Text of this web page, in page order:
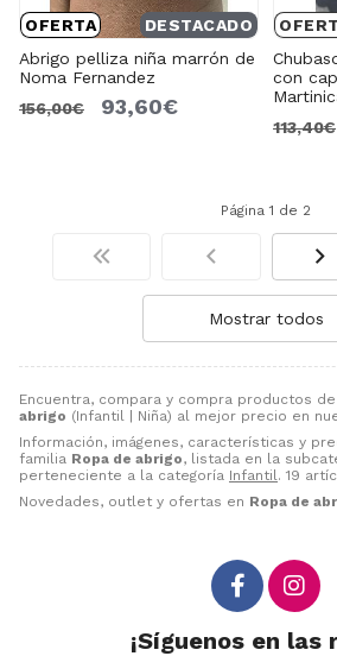
Encuentra, compara y compra productos
abrigo (Infantil | Niña) al mejor precio en
Información, imágenes, características y
familia Ropa de abrigo, listada en la
perteneciente a la categoría Infantil . 19
Novedades, outlet y ofertas en Ropa de
OFERTA
DESTACADO
Abrigo pelliza niña marrón de
Noma Fernandez
156,00€
93,60€
con
113,40€
Página 1 de 2
Mostrar todos
¡Síguenos en las